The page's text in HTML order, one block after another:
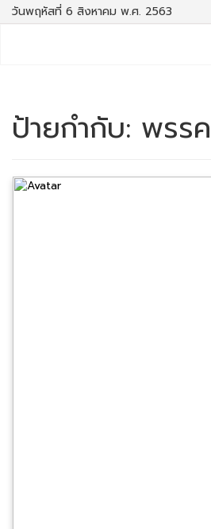
วันพฤหัสที่ 6 สิงหาคม พ.ศ. 2563
ป้ายกำกับ: พรร